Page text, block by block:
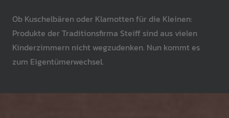
Ob Kuschelbären oder Klamotten für die Kleinen:
Produkte der Traditionsfirma Steiff sind aus vielen
Kinderzimmern nicht wegzudenken. Nun kommt es
zum Eigentümerwechsel.